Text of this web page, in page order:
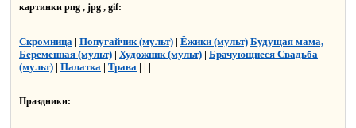
картинки png , jpg , gif:
Скромница | Попугайчик (мульт) | Ёжики (мульт) Будущая мама,
Беременная (мульт) | Художник (мульт) | Брачующиеся Свадьба
(мульт) | Палатка | Трава | | |
Праздники: